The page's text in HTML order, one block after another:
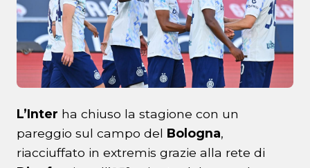
L’Inter ha chiuso la stagione con un
pareggio sul campo del Bologna,
riacciuffato in extremis grazie alla rete di